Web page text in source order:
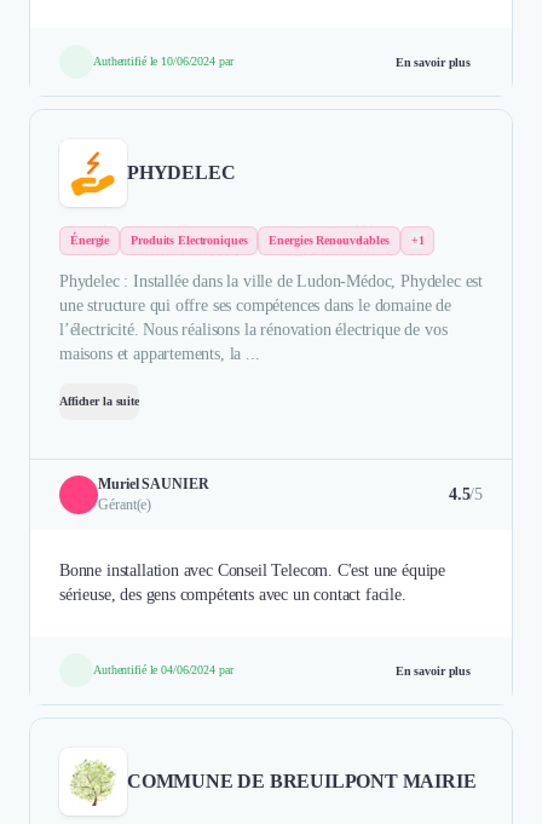
Authentifié le 10/06/2024 par En savoir plus
PHYDELEC
Énergie Produits Electroniques Energies Renouvelables +1
Phydelec : Installée dans la ville de Ludon-Médoc, Phydelec est
une structure qui offre ses compétences dans le domaine de
l’électricité. Nous réalisons la rénovation électrique de vos
maisons et appartements, la ...
Afficher la suite
Muriel SAUNIER
Gérant(e)
4.5/5
Bonne installation avec Conseil Telecom. C'est une équipe
Authentifié le 04/06/2024 par En savoir plus
COMMUNE DE BREUILPONT MAIRIE